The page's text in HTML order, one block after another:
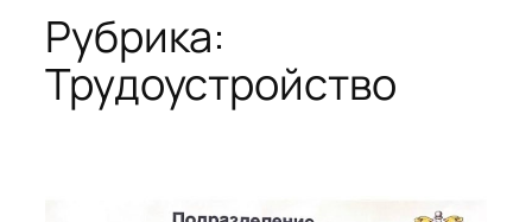
Рубрика:
Трудоустройство